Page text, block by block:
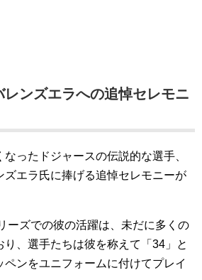
レンズエラへの追悼セレモニ
ったドジャースの伝説的な選手、
ズエラ氏に捧げる追悼セレモニーが
ーズでの彼の活躍は、未だに多くの
り、選手たちは彼を称えて「34」と
ペンをユニフォームに付けてプレイ